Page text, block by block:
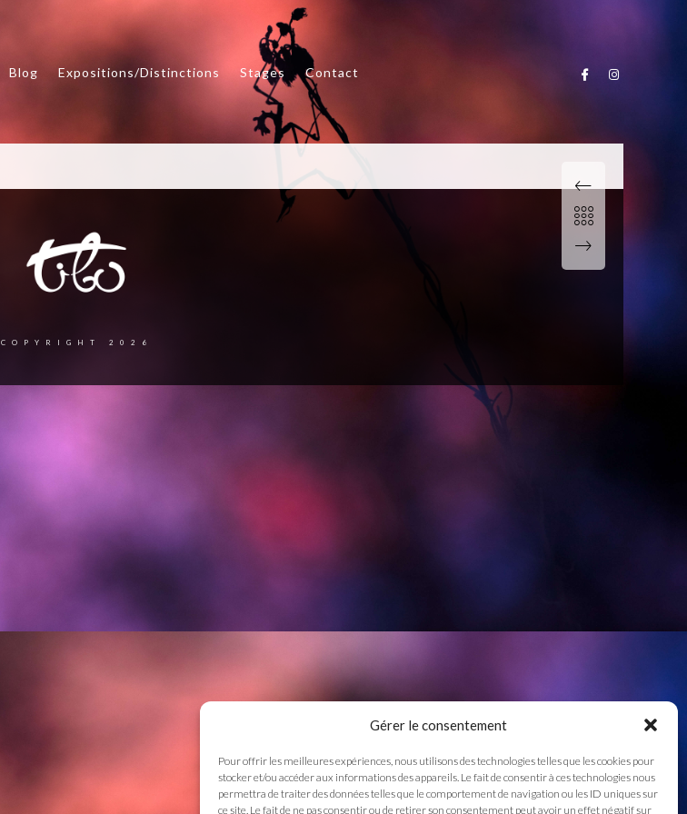
Gérer le consentement
Pour offrir les meilleures expériences, nous utilisons des technologies telles que les cookies pour
stocker et/ou accéder aux informations des appareils. Le fait de consentir à ces technologies nous
permettra de traiter des données telles que le comportement de navigation ou les ID uniques sur
ce site. Le fait de ne pas consentir ou de retirer son consentement peut avoir un effet négatif sur
Blog Expositions/Distinctions Stages Contact
COPYRIGHT 2026